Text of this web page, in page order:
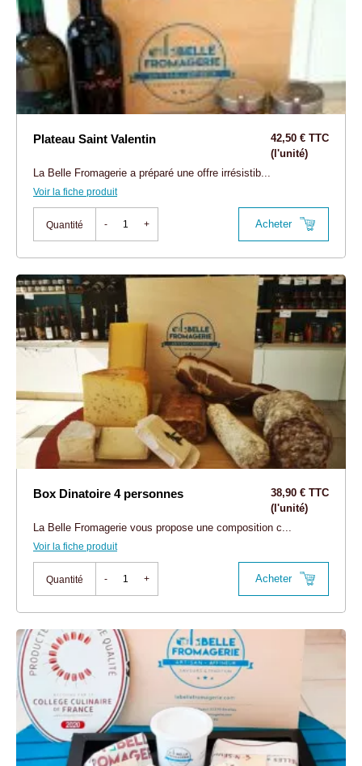
Plateau Saint Valentin
42,50 € TTC
(l'unité)
La Belle Fromagerie a préparé une offre irrésistib...
Voir la fiche produit
Quantité - + Acheter
Box Dinatoire 4 personnes
38,90 € TTC
(l'unité)
La Belle Fromagerie vous propose une composition c...
Voir la fiche produit
Quantité - + Acheter